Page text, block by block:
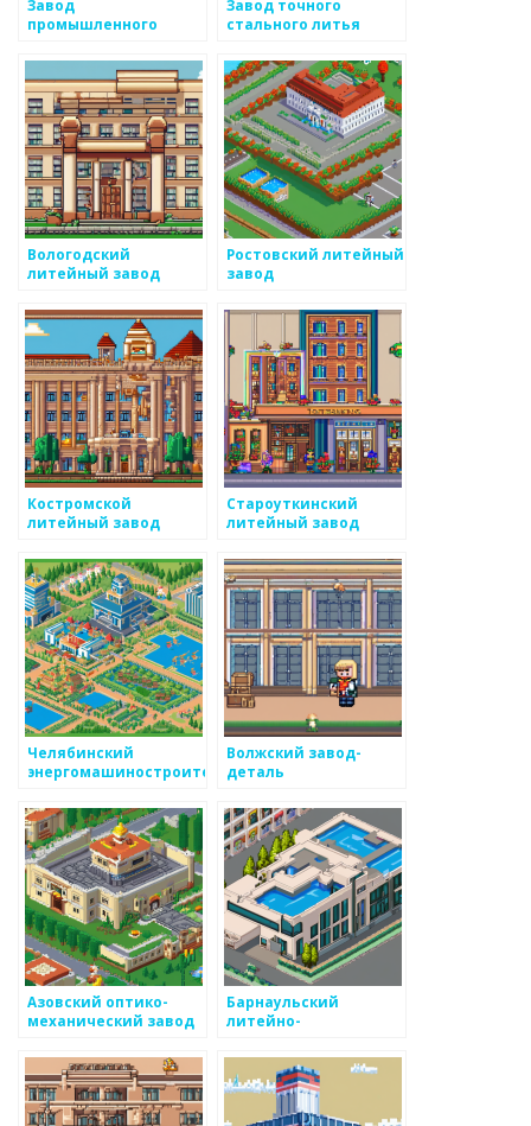
Завод
промышленного
Завод точного
стального литья
Вологодский
литейный завод
Ростовский литейный
завод
Костромской
литейный завод
Староуткинский
литейный завод
Челябинский
энергомашиностроительный
Волжский завод-
деталь
Азовский оптико-
механический завод
Барнаульский
литейно-